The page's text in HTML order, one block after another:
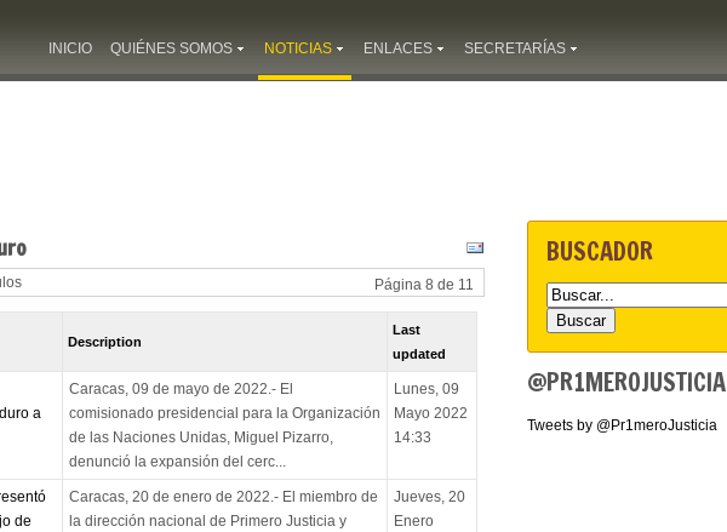
INICIO QUIÉNES SOMOS NOTICIAS ENLACES SECRETARÍAS
Página 8 de 11
Description
Last
updated
a
Caracas, 09 de mayo de 2022.- El
comisionado presidencial para la Organización
de las Naciones Unidas, Miguel Pizarro,
denunció la expansión del cerc...
Lunes, 09
Mayo 2022
14:33
de
Caracas, 20 de enero de 2022.- El miembro de
la dirección nacional de Primero Justicia y
Jueves, 20
Enero
BUSCADOR
@PR1MEROJUSTICIA
Tweets by @Pr1meroJusticia